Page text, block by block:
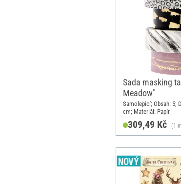
Sada masking
Meadow"
Samolepicí; Obsah: 5;
cm; Materiál: Papír
309,49 Kč (1